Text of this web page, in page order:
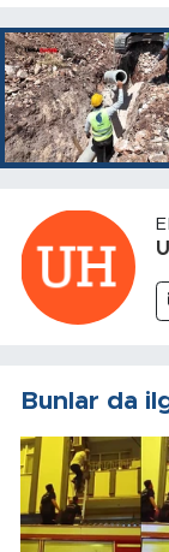
Bunlar da